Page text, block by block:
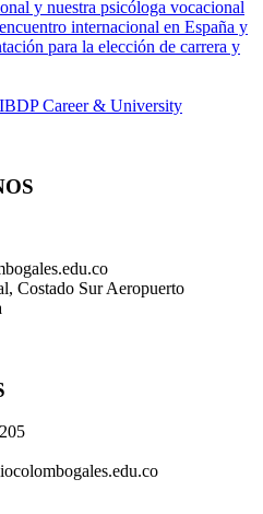
y nuestra psicóloga vocacional
internacional en España y
para la elección de carrera y
Career & University
Costado Sur Aeropuerto